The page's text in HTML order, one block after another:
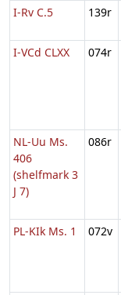
I-Rv C.5 139r
I-VCd CLXX
074r
NL-Uu Ms.
406
(shelfmark 3
J 7)
086r
PL-KIk Ms. 1 072v